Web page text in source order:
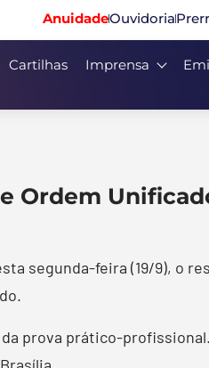
AnuidadeOuvidoria
Cartilhas Imprensa
Ordem
segunda-feira (19/9), o
prova prático-profissional.